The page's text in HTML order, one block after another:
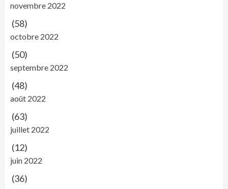
novembre 2022
(58)
octobre 2022
(50)
septembre 2022
(48)
août 2022
(63)
juillet 2022
(12)
juin 2022
(36)